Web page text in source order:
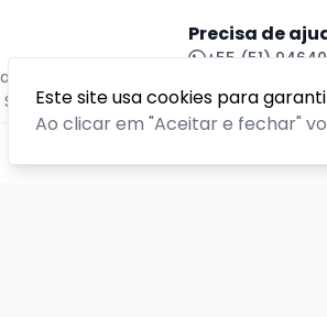
Este site usa cookies para
Ao clicar em "Aceitar e fechar"
eventos em Porto
Precisa de
+55 (51)
Central de